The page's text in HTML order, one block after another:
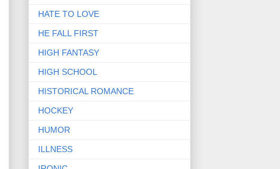
HATE TO LOVE
HE FALL FIRST
HIGH FANTASY
HIGH SCHOOL
HISTORICAL ROMANCE
HOCKEY
HUMOR
ILLNESS